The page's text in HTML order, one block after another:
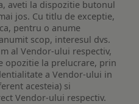
aveti la dispozitie butonul
jos. Cu titlu de exceptie,
pentru o anume
scop, interesul dvs.
al Vendor-ului respectiv,
opozitie la prelucrare, prin
a Vendor-ului in
acesteia) si
Vendor-ului respectiv.